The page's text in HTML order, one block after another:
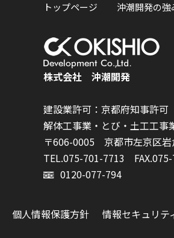
トップページ 沖潮開発の強
株式会社 沖潮開発
建設業許可：京都府知事許可
解体工事業・とび・土工工事
〒606-0005 京都市左京区岩
TEL.075-701-7713
0120-077-794
個人情報保護方針 情報セキュリテ